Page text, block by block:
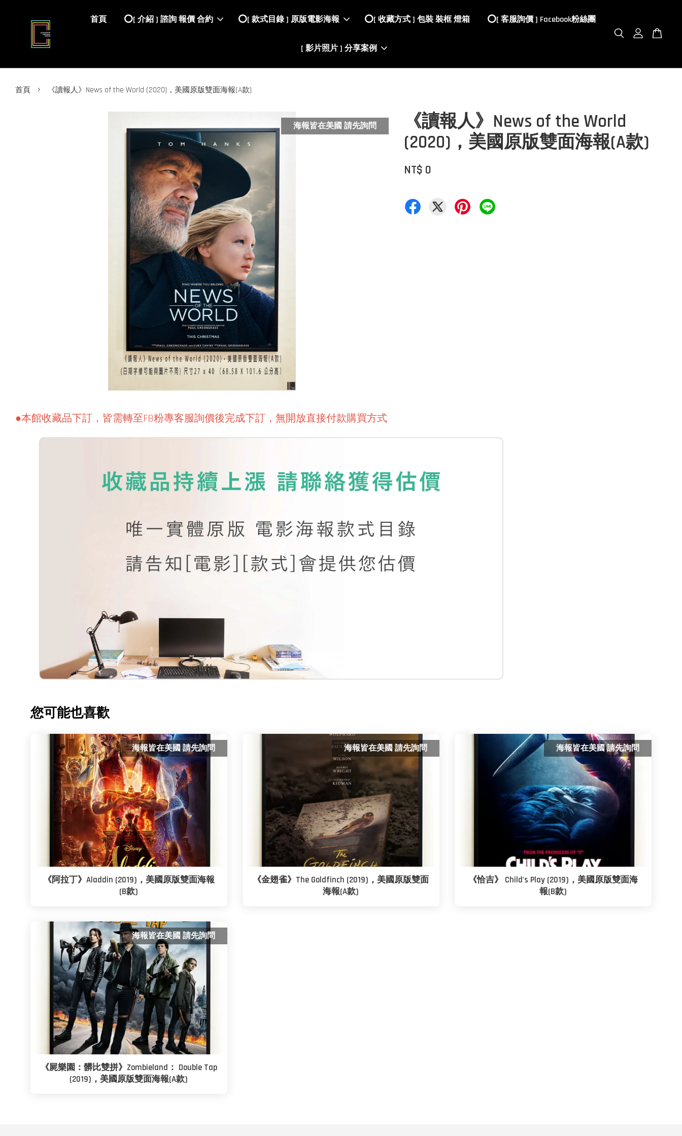
首頁 ⭕️[ 介紹 ] 諮詢 報價 合約 ⭕️[ 款式目錄 ] 原版電影海報 ⭕️[ 收藏方式 ] 包裝 裝框 燈箱 ⭕️[ 客服詢價 ] Facebook粉絲團
[ 影片照片 ] 分享案例
首頁 › 《讀報人》News of the World (2020)，美國原版雙面海報(A款)
海報皆在美國 請先詢問
《讀報人》News of the World
(2020)，美國原版雙面海報(A款)
NT$ 0
●本館收藏品下訂，皆需轉至FB粉專客服詢價後完成下訂，無開放直接付款購買方式
您可能也喜歡
海報皆在美國 請先詢問
《阿拉丁》Aladdin (2019)，美國原版雙面海報
(B款)
海報皆在美國 請先詢問
《金翅雀》The Goldfinch (2019)，美國原版雙面
海報(A款)
海報皆在美國 請先詢問
《恰吉》 Child's Play (2019)，美國原版雙面海
報(B款)
海報皆在美國 請先詢問
《屍樂園：髒比雙拼》Zombieland： Double Tap
(2019)，美國原版雙面海報(A款)